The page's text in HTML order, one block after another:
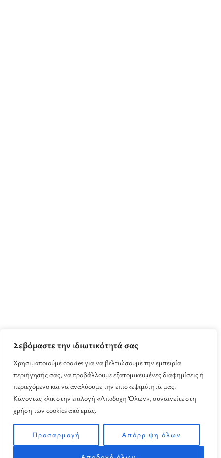
Σεβόμαστε την ιδιωτικότητά σας
Χρησιμοποιούμε cookies για να βελτιώσουμε την εμπειρία
περιήγησής σας, να προβάλλουμε εξατομικευμένες διαφημίσεις ή
περιεχόμενο και να αναλύουμε την επισκεψιμότητά μας.
Κάνοντας κλικ στην επιλογή «Αποδοχή Όλων», συναινείτε στη
χρήση των cookies από εμάς.
Προσαρμογή Απόρριψη όλων